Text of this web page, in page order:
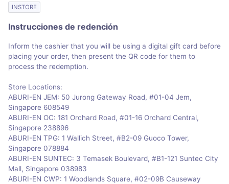
INSTORE
Instrucciones de redención
Inform the cashier that you will be using a digital gift card before
placing your order, then present the QR code for them to
process the redemption.
Store Locations:
ABURI-EN JEM: 50 Jurong Gateway Road, #01-04 Jem,
Singapore 608549
ABURI-EN OC: 181 Orchard Road, #01-16 Orchard Central,
Singapore 238896
ABURI-EN TPG: 1 Wallich Street, #B2-09 Guoco Tower,
Singapore 078884
ABURI-EN SUNTEC: 3 Temasek Boulevard, #B1-121 Suntec City
Mall, Singapore 038983
ABURI-EN CWP: 1 Woodlands Square, #02-09B Causeway